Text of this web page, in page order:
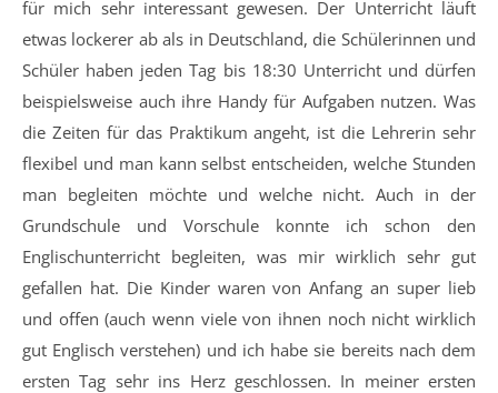
für mich sehr interessant gewesen. Der Unterricht läuft
etwas lockerer ab als in Deutschland, die Schülerinnen und
Schüler haben jeden Tag bis 18:30 Unterricht und dürfen
beispielsweise auch ihre Handy für Aufgaben nutzen. Was
die Zeiten für das Praktikum angeht, ist die Lehrerin sehr
flexibel und man kann selbst entscheiden, welche Stunden
man begleiten möchte und welche nicht. Auch in der
Grundschule und Vorschule konnte ich schon den
Englischunterricht begleiten, was mir wirklich sehr gut
gefallen hat. Die Kinder waren von Anfang an super lieb
und offen (auch wenn viele von ihnen noch nicht wirklich
gut Englisch verstehen) und ich habe sie bereits nach dem
ersten Tag sehr ins Herz geschlossen. In meiner ersten